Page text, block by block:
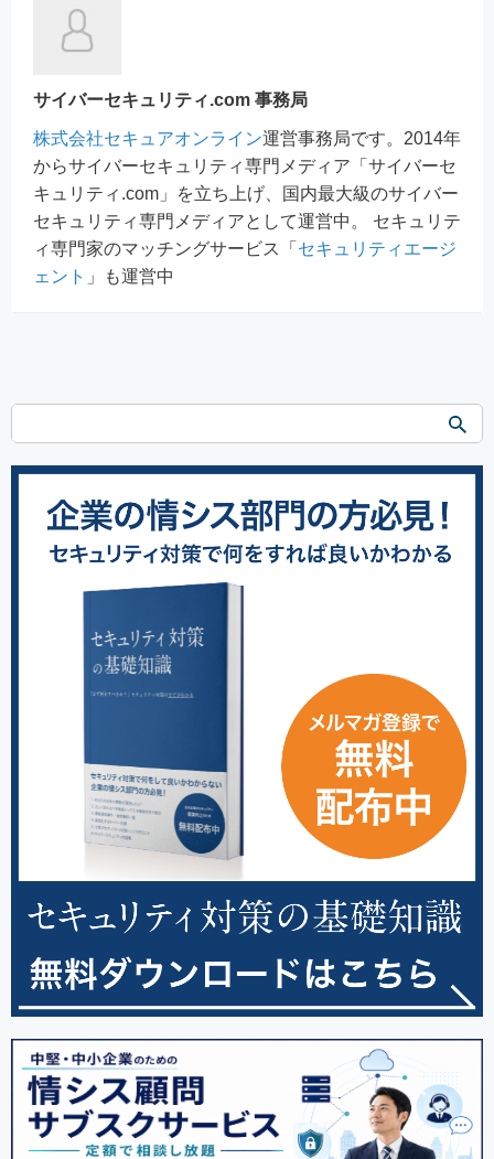
サイバーセキュリティ.com 事務局
株式会社セキュアオンライン運営事務局です。2014年
からサイバーセキュリティ専門メディア「サイバーセ
キュリティ.com」を立ち上げ、国内最大級のサイバー
セキュリティ専門メディアとして運営中。 セキュリテ
ィ専門家のマッチングサービス「 セキュリティエージ
ェント 」も運営中